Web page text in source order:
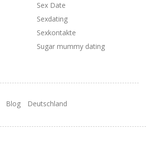
Sex Date
Sexdating
Sexkontakte
Sugar mummy dating
Blog Deutschland